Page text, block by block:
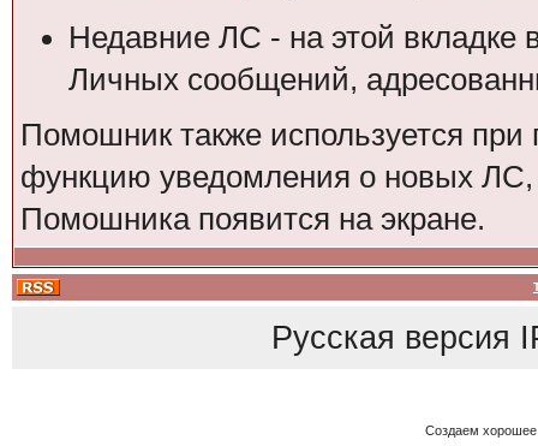
Недавние ЛС - на этой вкладке
Личных сообщений,
Помошник также используется
функцию уведомления о новых ЛС,
Помошника появится на экране.
Русская версия
Создаем